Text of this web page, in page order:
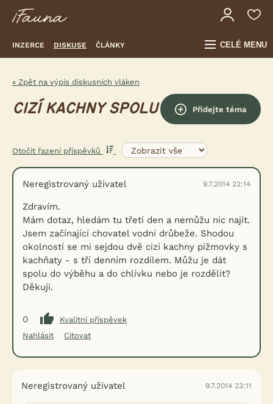
INZERCE DISKUSE ČLÁNKY CELÉ MENU
« Zpět na výpis diskusních vláken
CIZÍ KACHNY SPOLU Přidejte téma
Otočit řazení příspěvků
Neregistrovaný uživatel 9.7.2014 22:14
Zdravím.
Mám dotaz, hledám tu třetí den a nemůžu nic najít.
Jsem začínající chovatel vodní drůbeže. Shodou
okolností se mi sejdou dvě cizí kachny pižmovky s
kachňaty - s tří denním rozdílem. Můžu je dát
spolu do výběhu a do chlívku nebo je rozdělit?
Děkuji.
0
Kvalitní příspěvek
Nahlásit
Citovat
Neregistrovaný uživatel 9.7.2014 23:11